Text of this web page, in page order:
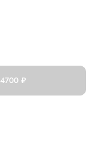
4700 ₽